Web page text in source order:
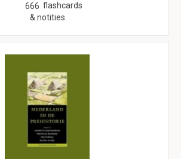
666 flashcards
& notities